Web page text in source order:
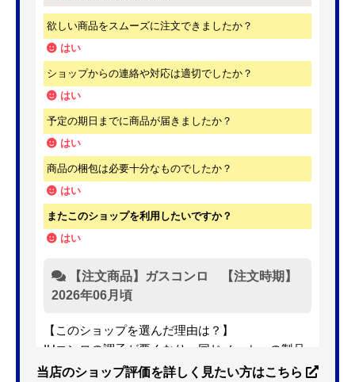
欲しい商品をスムーズに注文できましたか？
はい
ショップからの連絡や対応は適切でしたか？
はい
予定の期日までに商品が届きましたか？
はい
商品の梱包は必要十分なものでしたか？
はい
またこのショップを利用したいですか？
はい
【注文商品】ガスコンロ 【注文時期】
2026年06月頃
【このショップを選んだ理由は？】
IHコンロの調子が悪くなり、同じメーカーの製品
を探していました。ただ、3口から2口のものへ変
当店のショップ評価を詳しく見たい方はこちら